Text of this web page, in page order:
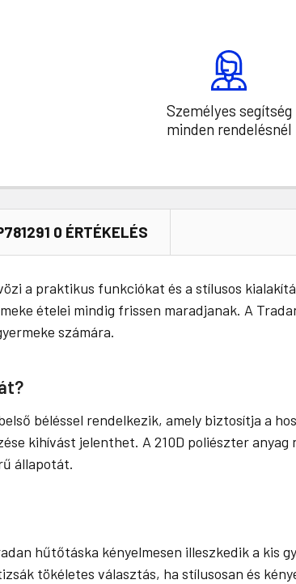
Személyes segítség
minden rendelésnél
0 ÉRTÉKELÉS
a praktikus funkciókat és a stílusos
ételei mindig frissen maradjanak. A
számára.
béléssel rendelkezik, amely biztosítja a
kihívást jelenthet. A 210D poliészter
állapotát.
hűtőtáska kényelmesen illeszkedik a kis
tökéletes választás, ha stílusosan és